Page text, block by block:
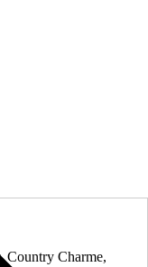
Country Charme,